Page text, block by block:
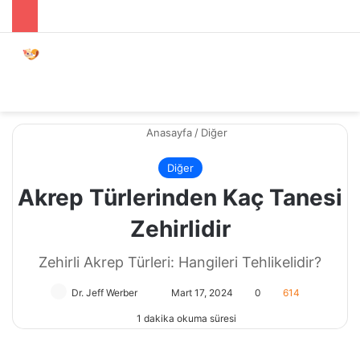
Anasayfa / Diğer
Diğer
Akrep Türlerinden Kaç Tanesi
Zehirlidir
Zehirli Akrep Türleri: Hangileri Tehlikelidir?
Dr. Jeff Werber
posta
Mart 17, 2024 0 614
1 dakika okuma süresi